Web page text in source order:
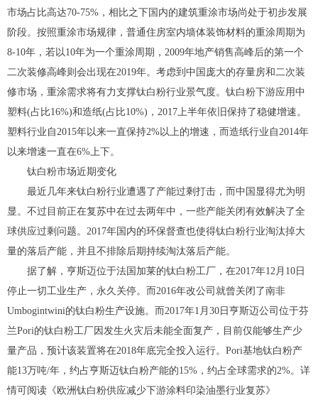
市场占比高达70-75%，相比之下国内的建筑重涂市场尚处于初步发展
阶段。按照重涂市场规律，普通住房室内墙体装饰材料的重涂周期为
8-10年，若以10年为一个重涂周期，2009年地产销售高峰后的第一个
二次装修高峰则会出现在2019年。考虑到中国庞大的存量房和二次装
修市场，重涂需求将有力支撑钛白粉行业景气度。钛白粉下游应用中
塑料(占比16%)和造纸(占比10%)，2017上半年依旧保持了稳健增速。
塑料行业自2015年以来一直保持2%以上的增速，而造纸行业自2014年
以来增速一直在6%上下。
钛白粉市场近期变化
最近几年来钛白粉行业遭遇了产能过剩打击，而中国显得尤为明
显。不过目前正在复苏中在过去两年中，一些产能关闭有效解决了全
球供应过剩问题。2017年国内的环保督查也使得钛白粉行业淘汰掉大
量的落后产能，并且不排除后期持续淘汰落后产能。
据了解，亨斯迈位于法国加莱的钛白粉工厂，在2017年12月10日
停止一切工业生产，永久关停。而2016年改公司就曾关闭了南非
Umbogintwini的钛白粉生产设施。而2017年1月30日亨斯迈公司位于芬
兰Pori的钛白粉工厂因发生火灾后未能全面复产，目前仅能够生产少
量产品，预计该装置将在2018年底完全投入运行。Pori基地钛白粉产
能13万吨/年，约占亨斯迈钛白粉产能的15%，约占全球需求的2%。详
情可阅读《欧洲钛白粉供应减少下游涂料印染油墨行业复苏》